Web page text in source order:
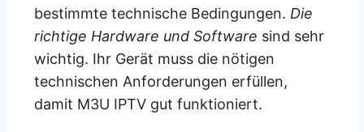
bestimmte technische Bedingungen. Die
richtige Hardware und Software sind sehr
wichtig. Ihr Gerät muss die nötigen
technischen Anforderungen erfüllen,
damit M3U IPTV gut funktioniert.